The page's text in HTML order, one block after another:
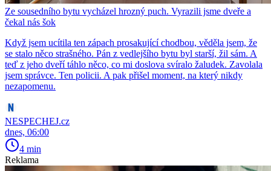
Ze sousedního bytu vycházel hrozný puch. Vyrazili jsme dveře a
čekal nás šok
Když jsem ucítila ten zápach prosakující chodbou, věděla jsem, že
se stalo něco strašného. Pán z vedlejšího bytu byl starší, žil sám. A
teď z jeho dveří táhlo něco, co mi doslova svíralo žaludek. Zavolala
jsem správce. Ten policii. A pak přišel moment, na který nikdy
nezapomenu.
NESPECHEJ.cz
dnes, 06:00
4 min
Reklama